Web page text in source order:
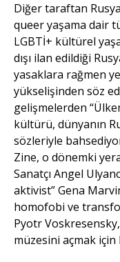
Diğer taraftan
queer yaşama dair
LGBTİ+ kültürel
dışı ilan edildiği
yasaklara rağmen
yükselişinden söz
gelişmelerden
kültürü, dünyanın
sözleriyle
Zine, o dönemki
Sanatçı Angel
aktivist” Gena
homofobi ve
Pyotr
müzesini açmak için